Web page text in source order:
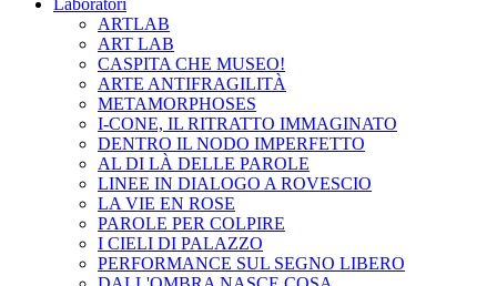
Laboratori
ARTLAB
ART LAB
CASPITA CHE MUSEO!
ARTE ANTIFRAGILITÀ
METAMORPHOSES
I-CONE, IL RITRATTO IMMAGINATO
DENTRO IL NODO IMPERFETTO
AL DI LÀ DELLE PAROLE
LINEE IN DIALOGO A ROVESCIO
LA VIE EN ROSE
PAROLE PER COLPIRE
I CIELI DI PALAZZO
PERFORMANCE SUL SEGNO LIBERO